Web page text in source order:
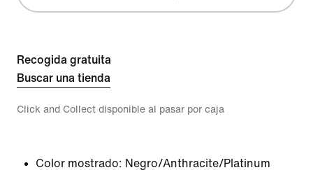
Recogida gratuita
Buscar una tienda
Click and Collect disponible al pasar por caja
Color mostrado: Negro/Anthracite/Platinum